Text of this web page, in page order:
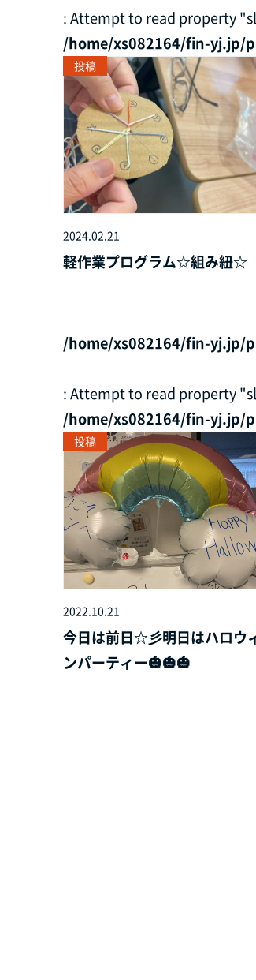
: Attempt to read property
/home/xs082164/fin-
投稿
2024.02.21
軽作業プログラム☆組み紐☆
/home/xs082164/fin-
: Attempt to read property
/home/xs082164/fin-
投稿
2022.10.21
今日は前日☆彡明日はハロウ
ンパーティー🎃🎃🎃